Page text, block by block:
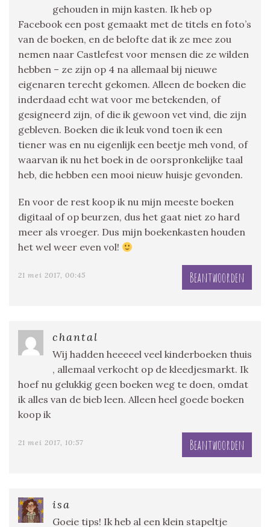
gehouden in mijn kasten. Ik heb op
Facebook een post gemaakt met de titels en foto’s
van de boeken, en de belofte dat ik ze mee zou
nemen naar Castlefest voor mensen die ze wilden
hebben – ze zijn op 4 na allemaal bij nieuwe
eigenaren terecht gekomen. Alleen de boeken die
inderdaad echt wat voor me betekenden, of
gesigneerd zijn, of die ik gewoon vet vind, die zijn
gebleven. Boeken die ik leuk vond toen ik een
tiener was en nu eigenlijk een beetje meh vond, of
waarvan ik nu het boek in de oorspronkelijke taal
heb, die hebben een mooi nieuw huisje gevonden.
En voor de rest koop ik nu mijn meeste boeken
digitaal of op beurzen, dus het gaat niet zo hard
meer als vroeger. Dus mijn boekenkasten houden
het wel weer even vol!
21 mei 2017, 00:45 Beantwoorden
chantal
Wij hadden heeeeel veel kinderboeken thuis
, allemaal verkocht op de kleedjesmarkt. Ik
hoef nu gelukkig geen boeken weg te doen, omdat
ik alles van de bieb leen. Alleen heel goede boeken
koop ik
21 mei 2017, 10:57 Beantwoorden
isa
Goeie tips! Ik heb al een klein stapeltje